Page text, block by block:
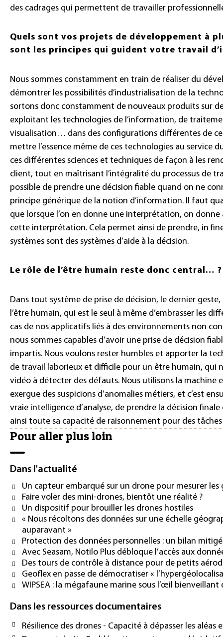
des cadrages qui permettent de travailler
Quels sont vos projets de développement à
sont les principes qui guident votre travail
Nous sommes constamment en train de réaliser du
démontrer les possibilités d’industrialisation de la
sortons donc constamment de nouveaux produits sur
exploitant les technologies de l’information, de
visualisation… dans des configurations différentes de
mettre l’essence même de ces technologies au service
ces différentes sciences et techniques de façon à les
client, tout en maîtrisant l’intégralité du processus de
possible de prendre une décision fiable quand on ne
principe générique de la notion d’information. Il faut
que lorsque l’on en donne une interprétation, on donne
cette interprétation. Cela permet ainsi de prendre, in
systèmes sont des systèmes d’aide à la décision.
Le rôle de l’être humain reste donc central… ?
Dans tout système de prise de décision, le dernier
l’être humain, qui est le seul à même d’embrasser les
cas de nos applicatifs liés à des environnements non
nous sommes capables d’avoir une prise de décision
impartis. Nous voulons rester humbles et apporter la
de travail laborieux et difficile pour un être humain, qui
vidéo à détecter des défauts. Nous utilisons la
exergue des suspicions d’anomalies métiers, et c’est
vraie intelligence d’analyse, de prendre la décision
ainsi toute sa capacité de raisonnement pour des
Pour aller plus loin
Dans l'actualité
Un capteur embarqué sur un drone pour mesurer les
Faire voler des mini-drones, bientôt une réalité ?
Un dispositif pour brouiller les drones hostiles
« Nous récoltons des données sur une échelle
auparavant »
Protection des données personnelles : un bilan mitigé
Avec Seasam, Notilo Plus débloque l’accès aux
Des tours de contrôle à distance pour de petits
Geoflex en passe de démocratiser «
WIPSEA : la mégafaune marine sous l’œil bienveillant
Dans les ressources documentaires
Résilience des drones - Capacité à dépasser les aléas